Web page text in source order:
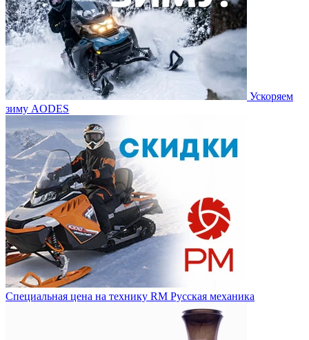
Ускоряем
зиму AODES
Специальная цена на технику RM Русская механика